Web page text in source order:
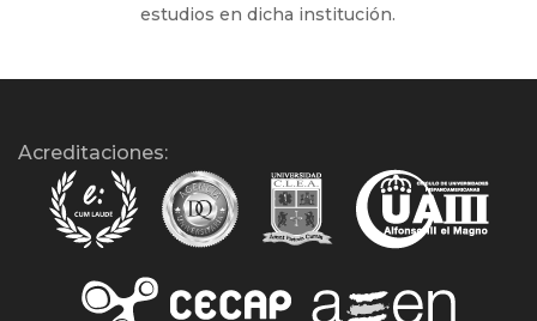
estudios en dicha institución.
Acreditaciones: